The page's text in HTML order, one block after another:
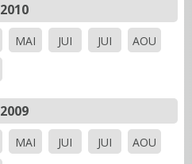
2010
MAI JUI JUI
AOU
2009
MAI JUI JUI
AOU